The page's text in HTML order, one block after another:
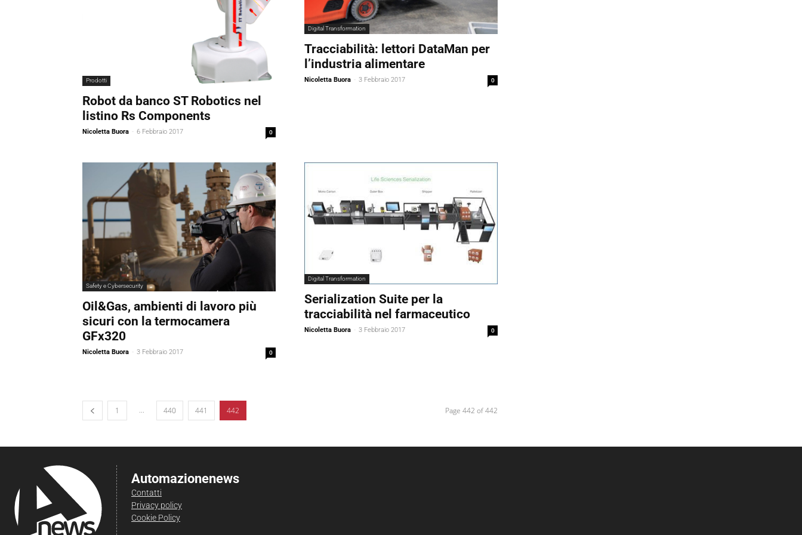
Prodotti
Robot da banco ST Robotics nel
listino Rs Components
Nicoletta Buora - 6 Febbraio 2017 0
Digital Transformation
Tracciabilità: lettori DataMan per
l’industria alimentare
Nicoletta Buora - 3 Febbraio 2017 0
Safety e Cybersecurity
Oil&Gas, ambienti di lavoro più
sicuri con la termocamera
GFx320
Nicoletta Buora - 3 Febbraio 2017 0
Digital Transformation
Serialization Suite per la
tracciabilità nel farmaceutico
Nicoletta Buora - 3 Febbraio 2017 0
1 ... 440 441 442 Page 442 of 442
Automazionenews
Contatti
Privacy policy
Cookie Policy